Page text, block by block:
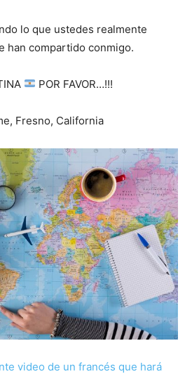
lo que ustedes realmente
han compartido conmigo.
POR FAVOR…!!!
Fresno, California
video de un francés que hará